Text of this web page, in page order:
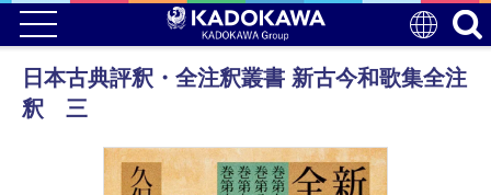
日本古典評釈・全注釈叢書 新古今和歌集全注
釈 三